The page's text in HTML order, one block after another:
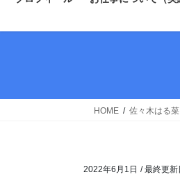
ス
ン
HOME 佐々木はる
2022年6月1日 / 最終更新